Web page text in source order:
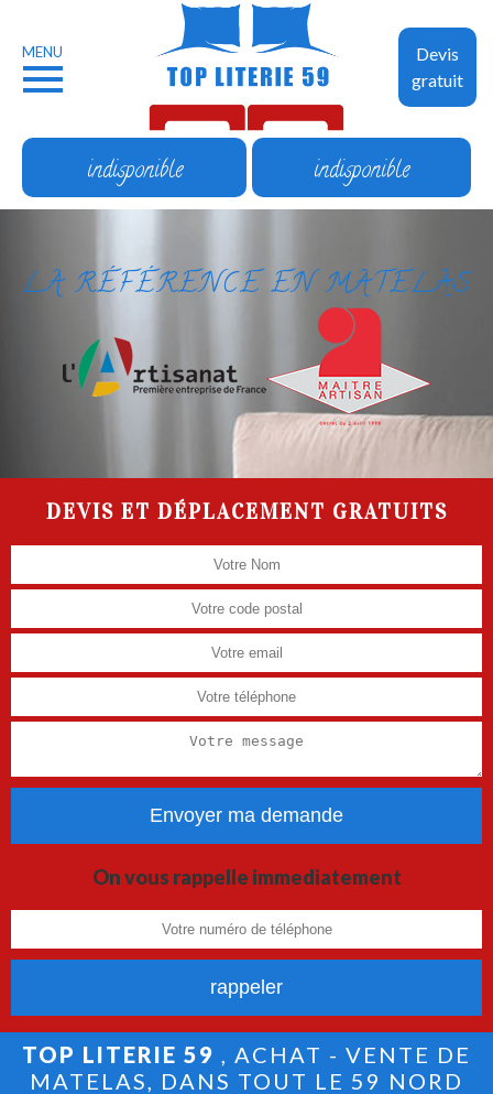
Devis
gratuit
MENU
indisponible indisponible
LA RÉFÉRENCE EN MATELAS
DEVIS ET DÉPLACEMENT GRATUITS
On vous rappelle immediatement
TOP LITERIE 59 , ACHAT - VENTE DE
MATELAS, DANS TOUT LE 59 NORD